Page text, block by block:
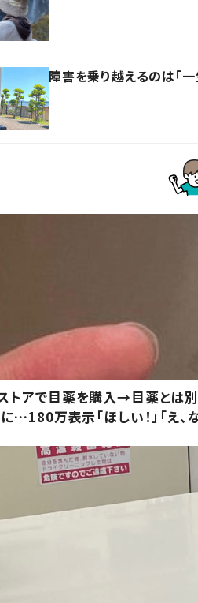
障害を乗り越えるのは「
トアで目薬を購入→目薬とは
…180万表示「ほしい！」「え、